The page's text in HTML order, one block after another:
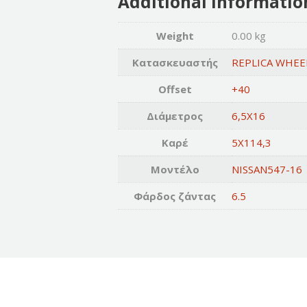
Weight
0.00 kg
Κατασκευαστής
REPLICA
Offset
+40
Διάμετρος
6,5X16
Καρέ
5X114,3
Μοντέλο
NISSAN547-16
Φάρδος ζάντας
6.5